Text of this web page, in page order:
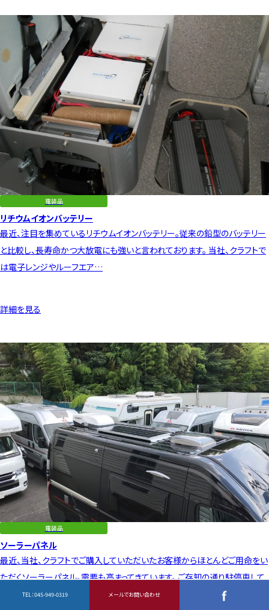
電装品
リチウムイオンバッテリー
最近、注目を集めているリチウムイオンバッテリー。従来の鉛型のバッテリー
と比較し、長寿命かつ大放電にも強いと言われております。 当社、クラフトで
は電子レンジやルーフエア…
詳細を見る
電装品
ソーラーパネル
最近、当社、クラフトでご購入していただいたお客様からほとんどご用命をい
ただくソーラーパネル。需要も高まってきています。 ご存知の通り駐停車して
いるだけでも、太陽光でサ…
TEL：045-949-0319 メールでお問い合わせ